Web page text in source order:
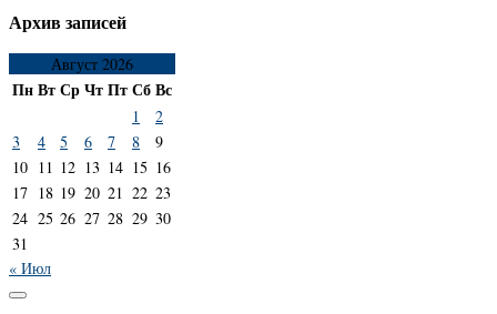
Архив записей
Август 2026
ПнВтСрЧтПтСбВс
1
2
3
4 5 6 7 8
9
10 11 12 13 14 15 16
17 18 19 20 21 22 23
24 25 26 27 28 29 30
31
« Июл